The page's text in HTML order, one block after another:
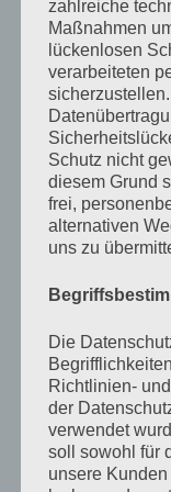
Gleich fahren wir
kaufen Dinge,
weiter einen
beschweren,
ansammelt.
ich keinen
Grund habe,
Geschlechtsteil
Vielleicht aber
Verrücktes,
Matratze zu
Musterwohnung
(Mustertoiletten
zahlreiche
Maßnahmen
lückenlosen
verarbeiteten
Schutz nicht
diesem Grund
frei,
alternativen
uns zu
Die
Richtlinien-
der
verwendet
soll sowohl für
unsere